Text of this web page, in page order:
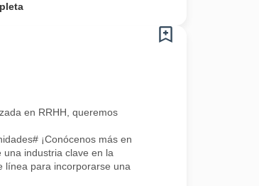
en RRHH, queremos
¡Conócenos más en
industria clave en la
línea para incorporarse una